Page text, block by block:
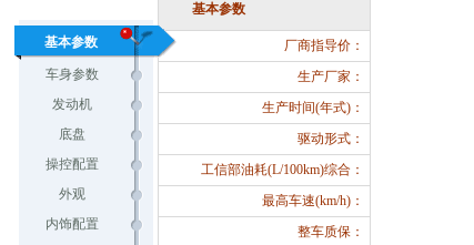
基本参数
厂商指导价：
生产厂家：
生产时间(年式)：
驱动形式：
工信部油耗(L/100km)综合：
最高车速(km/h)：
整车质保：
基本参数
车身参数
发动机
底盘
操控配置
外观
内饰配置